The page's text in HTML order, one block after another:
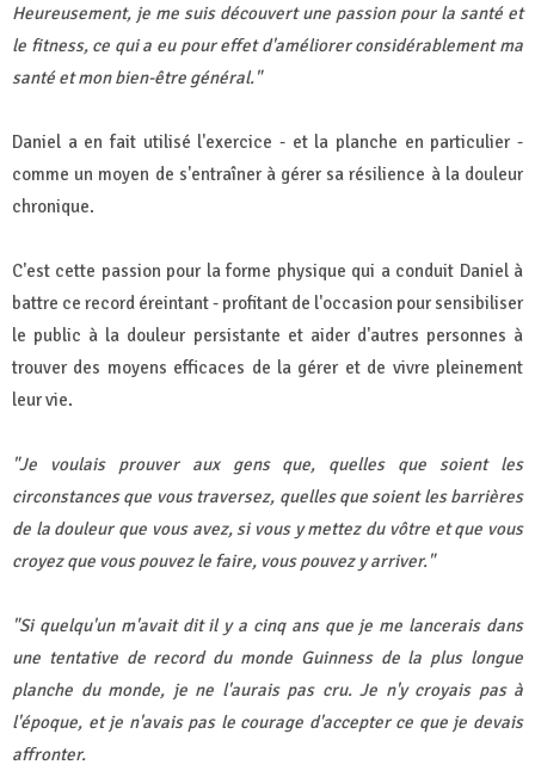
Heureusement, je me suis découvert une passion pour la santé et
le fitness, ce qui a eu pour effet d'améliorer considérablement ma
santé et mon bien-être général."
Daniel a en fait utilisé l'exercice - et la planche en particulier -
comme un moyen de s'entraîner à gérer sa résilience à la douleur
chronique.
C'est cette passion pour la forme physique qui a conduit Daniel à
battre ce record éreintant - profitant de l'occasion pour sensibiliser
le public à la douleur persistante et aider d'autres personnes à
trouver des moyens efficaces de la gérer et de vivre pleinement
leur vie.
"Je voulais prouver aux gens que, quelles que soient les
circonstances que vous traversez, quelles que soient les barrières
de la douleur que vous avez, si vous y mettez du vôtre et que vous
croyez que vous pouvez le faire, vous pouvez y arriver."
"Si quelqu'un m'avait dit il y a cinq ans que je me lancerais dans
une tentative de record du monde Guinness de la plus longue
planche du monde, je ne l'aurais pas cru. Je n'y croyais pas à
l'époque, et je n'avais pas le courage d'accepter ce que je devais
affronter.